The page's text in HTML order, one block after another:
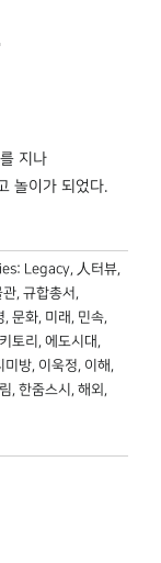
지나
놀이가 되었다.
Legacy, 人터뷰,
관, 규합총서 ,
, 문화, 미래 , 민속,
토리 , 에도시대 ,
미방, 이욱정, 이해 ,
, 한줌스시 , 해외 ,